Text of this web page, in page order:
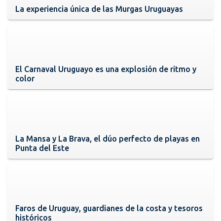
La experiencia única de las Murgas Uruguayas
El Carnaval Uruguayo es una explosión de ritmo y
color
La Mansa y La Brava, el dúo perfecto de playas en
Punta del Este
Faros de Uruguay, guardianes de la costa y tesoros
históricos